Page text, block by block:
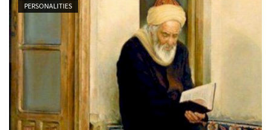
PERSONALITIES